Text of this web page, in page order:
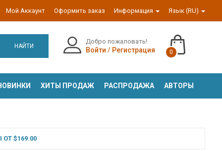
Мой Аккаунт Оформить заказ Информация Язык (RU)
НАЙТИ
Добро пожаловать!
Войти / Регистрация 0
ХИТЫ ПРОДАЖ РАСПРОДАЖА АВТОРЫ
$169.00